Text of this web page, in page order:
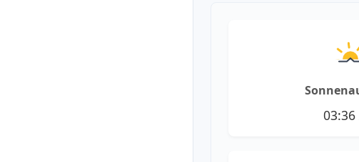
03:36